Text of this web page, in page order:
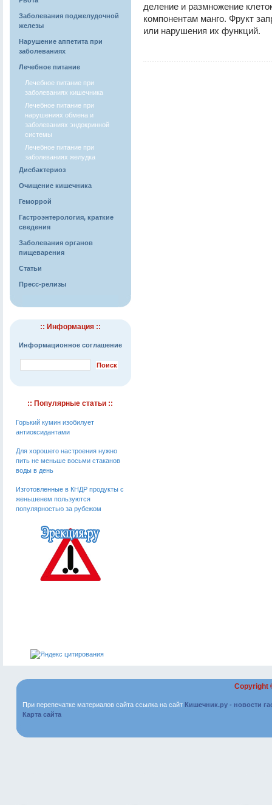
Заболевания поджелудочной
железы
Нарушение аппетита при
заболеваниях
Лечебное питание
Лечебное питание при
заболеваниях кишечника
Лечебное питание при
нарушениях обмена и
заболеваниях эндокринной
системы
Лечебное питание при
заболеваниях желудка
Дисбактериоз
Очищение кишечника
Геморрой
Гастроэнтерология, краткие
сведения
Заболевания органов
пищеварения
Статьи
Пресс-релизы
:: Информация ::
Информационное соглашение
:: Популярные статьи ::
Горький кумин изобилует
антиоксидантами
Для хорошего настроения нужно
пить не меньше восьми стаканов
воды в день
Изготовленные в КНДР продукты с
женьшенем пользуются
популярностью за рубежом
деление и размножение
компонентам манго. Фрукт
или нарушения их функций.
Copyright
При перепечатке материалов сайта ссылка на сайт Кишечник.ру - новости
Карта сайта